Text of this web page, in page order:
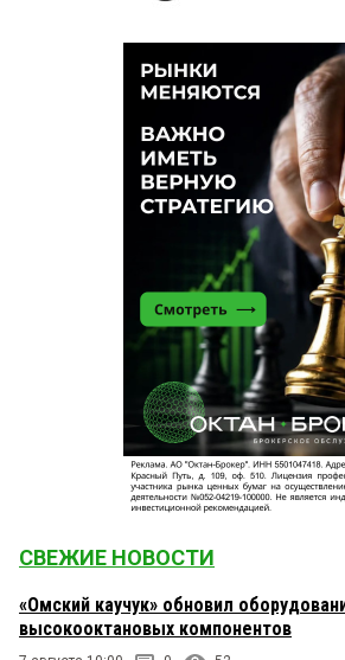
СВЕЖИЕ НОВОСТИ
«Омский каучук» обновил
высокооктановых компонентов